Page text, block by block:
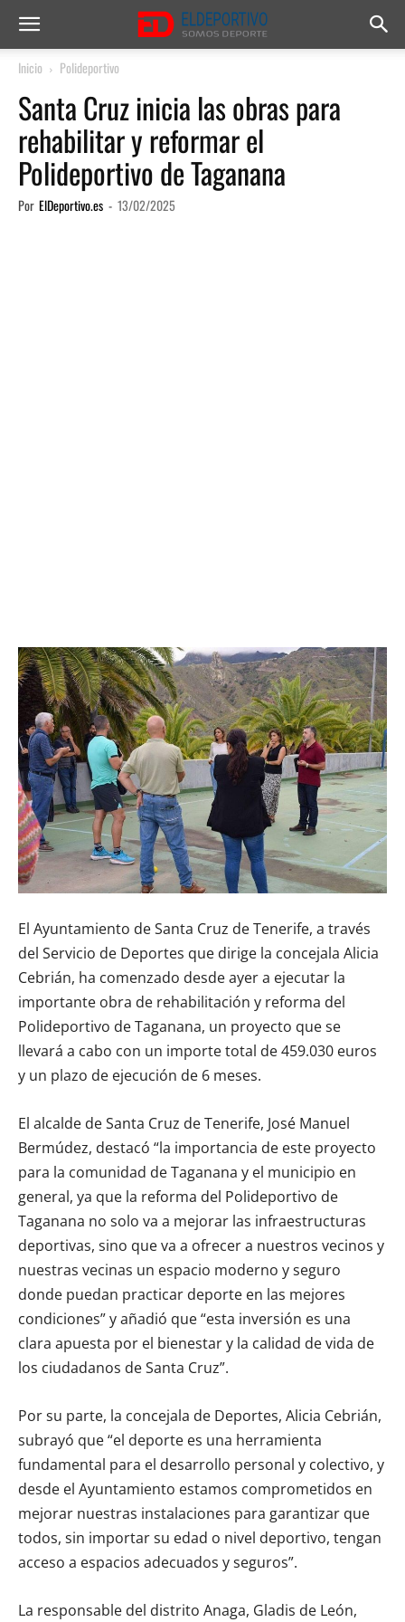
Inicio Polideportivo
Santa Cruz inicia las obras para
rehabilitar y reformar el
Polideportivo de Taganana
Por ElDeportivo.es - 13/02/2025
El Ayuntamiento de Santa Cruz de Tenerife, a través
del Servicio de Deportes que dirige la concejala Alicia
Cebrián, ha comenzado desde ayer a ejecutar la
importante obra de rehabilitación y reforma del
Polideportivo de Taganana, un proyecto que se
llevará a cabo con un importe total de 459.030 euros
y un plazo de ejecución de 6 meses.
El alcalde de Santa Cruz de Tenerife, José Manuel
Bermúdez, destacó “la importancia de este proyecto
para la comunidad de Taganana y el municipio en
general, ya que la reforma del Polideportivo de
Taganana no solo va a mejorar las infraestructuras
deportivas, sino que va a ofrecer a nuestros vecinos y
nuestras vecinas un espacio moderno y seguro
donde puedan practicar deporte en las mejores
condiciones” y añadió que “esta inversión es una
clara apuesta por el bienestar y la calidad de vida de
los ciudadanos de Santa Cruz”.
Por su parte, la concejala de Deportes, Alicia Cebrián,
subrayó que “el deporte es una herramienta
fundamental para el desarrollo personal y colectivo, y
desde el Ayuntamiento estamos comprometidos en
mejorar nuestras instalaciones para garantizar que
todos, sin importar su edad o nivel deportivo, tengan
acceso a espacios adecuados y seguros”.
La responsable del distrito Anaga, Gladis de León,